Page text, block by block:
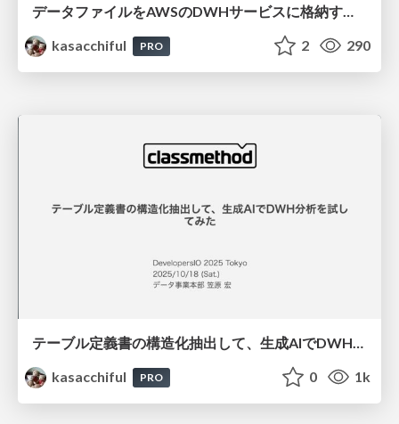
データファイルをAWSのDWHサービスに格納する / 20251115jawsug-tochigi
kasacchiful
PRO 2 290
テーブル定義書の構造化抽出して、生成AIでDWH分析を試してみた / devio2025tokyo
kasacchiful
PRO 0 1k